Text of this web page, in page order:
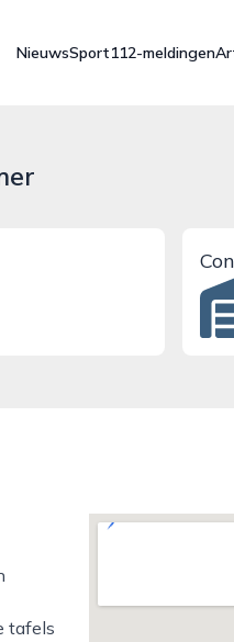
NieuwsSport112-meldingen
tafels